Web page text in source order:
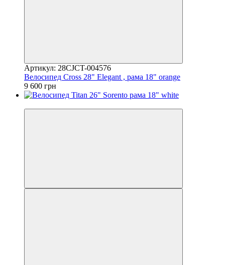
Артикул: 28CJCT-004576
Велосипед Cross 28" Elegant , рама 18" orange
9 600 грн